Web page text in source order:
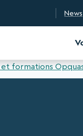
News
formations